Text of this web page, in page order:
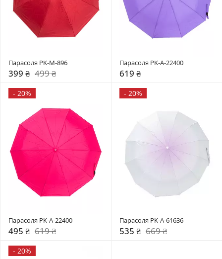
Парасоля PK-M-896
399 ₴ 499 ₴
Парасоля PK-A-22400
619 ₴
- 20%
Парасоля PK-A-22400
495 ₴ 619 ₴
- 20%
Парасоля PK-A-61636
535 ₴ 669 ₴
- 20%